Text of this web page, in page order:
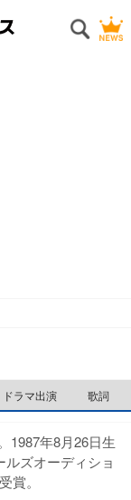
ドラマ出演 歌詞
1987年8月26日生
ルズオーディショ
賞。